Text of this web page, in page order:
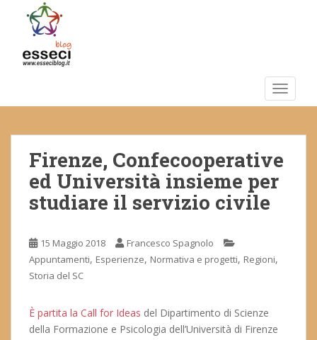
m
Firenze, Confecooperative
ed Università insieme per
studiare il servizio civile
15 Maggio 2018
Francesco Spagnolo
Appuntamenti, Esperienze, Normativa e progetti, Regioni,
Storia del SC
È partita la Call for Ideas del Dipartimento di Scienze
della Formazione e Psicologia dell’Università di Firenze